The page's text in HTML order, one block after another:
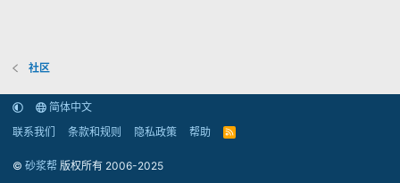
社区
简体中文
联系我们
条款和规则 隐私政策 帮助
R
© 砂浆帮 版权所有 2006-2025